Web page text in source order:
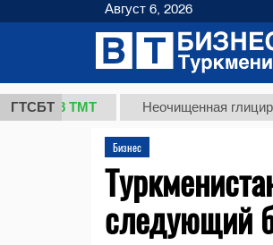
ГТСБТ
ТМТ Неочищенная
Бизнес
следующий
Август 6, 2026